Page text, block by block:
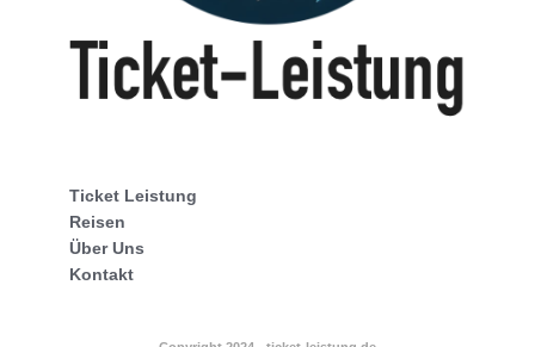
Ticket Leistung
Reisen
Über Uns
Kontakt